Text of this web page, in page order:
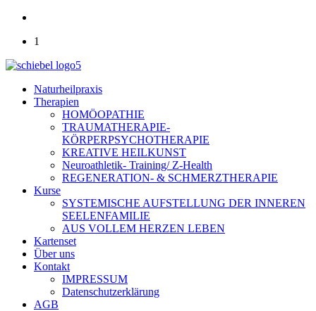
1
Naturheilpraxis
Therapien
HOMÖOPATHIE
TRAUMATHERAPIE-
KÖRPERPSYCHOTHERAPIE
KREATIVE HEILKUNST
Neuroathletik- Training/ Z-Health
REGENERATION- & SCHMERZTHERAPIE
Kurse
SYSTEMISCHE AUFSTELLUNG DER INNEREN
SEELENFAMILIE
AUS VOLLEM HERZEN LEBEN
Kartenset
Über uns
Kontakt
IMPRESSUM
Datenschutzerklärung
AGB